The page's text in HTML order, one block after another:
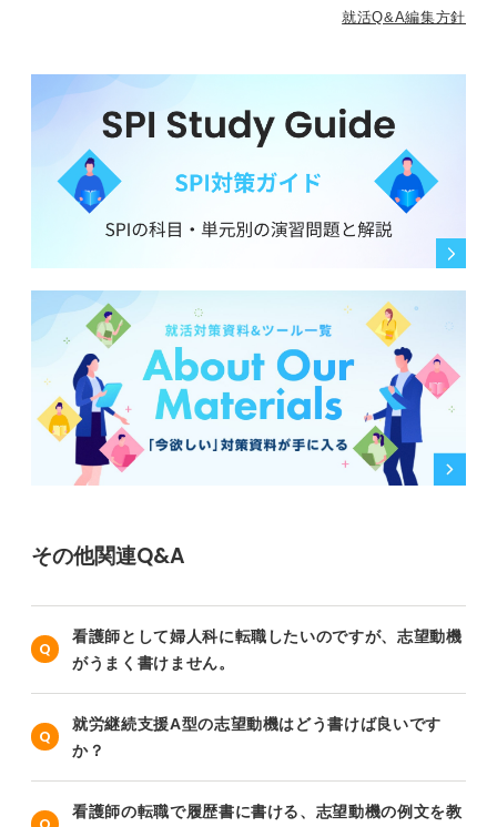
就活Q&A編集方針
その他関連Q&A
看護師として婦人科に転職したいのですが、志望動機
がうまく書けません。
就労継続支援A型の志望動機はどう書けば良いです
か？
看護師の転職で履歴書に書ける、志望動機の例文を教